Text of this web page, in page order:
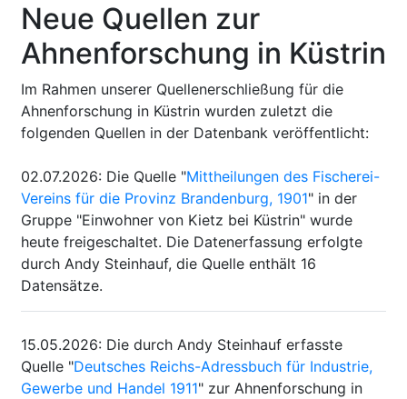
Neue Quellen zur
Ahnenforschung in Küstrin
Im Rahmen unserer Quellenerschließung für die
Ahnenforschung in Küstrin wurden zuletzt die
folgenden Quellen in der Datenbank veröffentlicht:
02.07.2026: Die Quelle "Mittheilungen des Fischerei-
Vereins für die Provinz Brandenburg, 1901" in der
Gruppe "Einwohner von Kietz bei Küstrin" wurde
heute freigeschaltet. Die Datenerfassung erfolgte
durch Andy Steinhauf, die Quelle enthält 16
Datensätze.
15.05.2026: Die durch Andy Steinhauf erfasste
Quelle "Deutsches Reichs-Adressbuch für Industrie,
Gewerbe und Handel 1911" zur Ahnenforschung in